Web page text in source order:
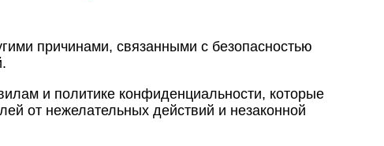
причинами, связанными с безопасностью
и политике конфиденциальности, которые
от нежелательных действий и незаконной